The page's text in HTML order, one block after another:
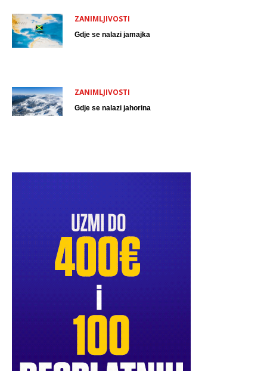
ZANIMLJIVOSTI
Gdje se nalazi jamajka
ZANIMLJIVOSTI
Gdje se nalazi jahorina